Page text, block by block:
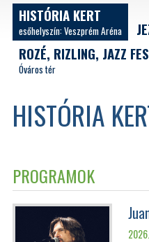
HISTÓRIA
PROGRAMOK
HISTÓRIA KERT
esőhelyszín: Veszprém Aréna
ROZÉ, RIZLING, JAZZ
Óváros tér